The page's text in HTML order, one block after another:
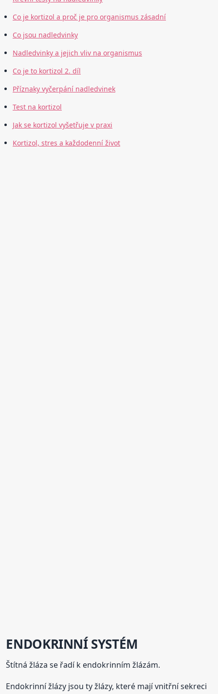
Co je kortizol a proč je pro organismus zásadní
Co jsou nadledvinky
Nadledvinky a jejich vliv na organismus
Co je to kortizol 2. díl
Příznaky vyčerpání nadledvinek
Test na kortizol
Jak se kortizol vyšetřuje v praxi
Kortizol, stres a každodenní život
ENDOKRINNÍ SYSTÉM
Štítná žláza se řadí k endokrinním žlázám.
Endokrinní žlázy jsou ty žlázy, které mají vnitřní sekreci